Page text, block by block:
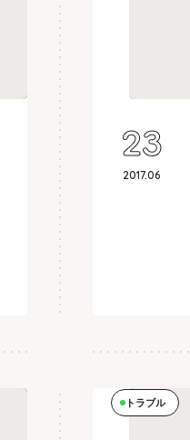
2017.06
23
トラブル